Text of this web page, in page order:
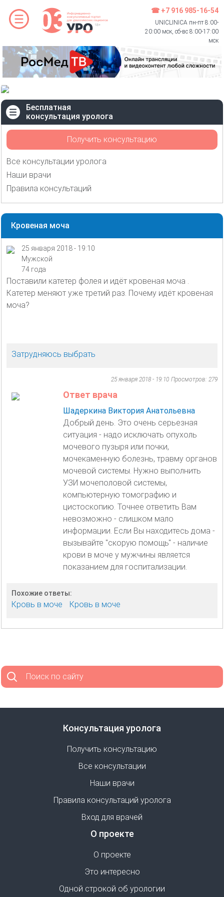
☎ +7 916 985-16-54
UNICLINICA пн-пт 8:00-
20:00 мск, сб-вс 8:00-17:00
мск
Бесплатная
консультация уролога
Получить консультацию
Все консультации уролога
Наши врачи
Правила консультаций
Кровеная моча
25 января 2018 - 19:10
Мужской
74 года
Поставили катетер фолея и идёт кровеная моча .
Катетер меняют уже третий раз. Почему идёт кровеная
моча?
Затрудняюсь выбрать
25 января 2018 - 19:10 Просмотров: 279
Ответ врача
Шадеркина Виктория Анатольевна
Добрый день. Это очень серьезная
ситуация - надо исключать опухоль
мочевого пузыря или почки,
мочекаменную болезнь, травму органов
мочевой системы. Нужно выполнить
УЗИ мочеполовой системы,
компьютерную томографию и
цистоскопию. Точнее ответить Вам
невозможно - слишком мало
информации. Если Вы находитесь дома -
вызывайте "скорую помощь" - наличие
крови в моче у мужчины является
показанием для госпитализации.
Похожие ответы:
Кровь в моче Кровь в моче
Поиск по сайту
Консультация уролога
Получить консультацию
Все консультации
Наши врачи
Правила консультаций уролога
Вход для врачей
О проекте
О проекте
Это интересно
Одной строкой об урологии